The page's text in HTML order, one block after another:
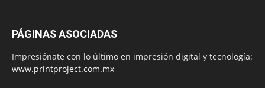
PÁGINAS ASOCIADAS
Impresiónate con lo último en impresión digital y tecnología:
www.printproject.com.mx